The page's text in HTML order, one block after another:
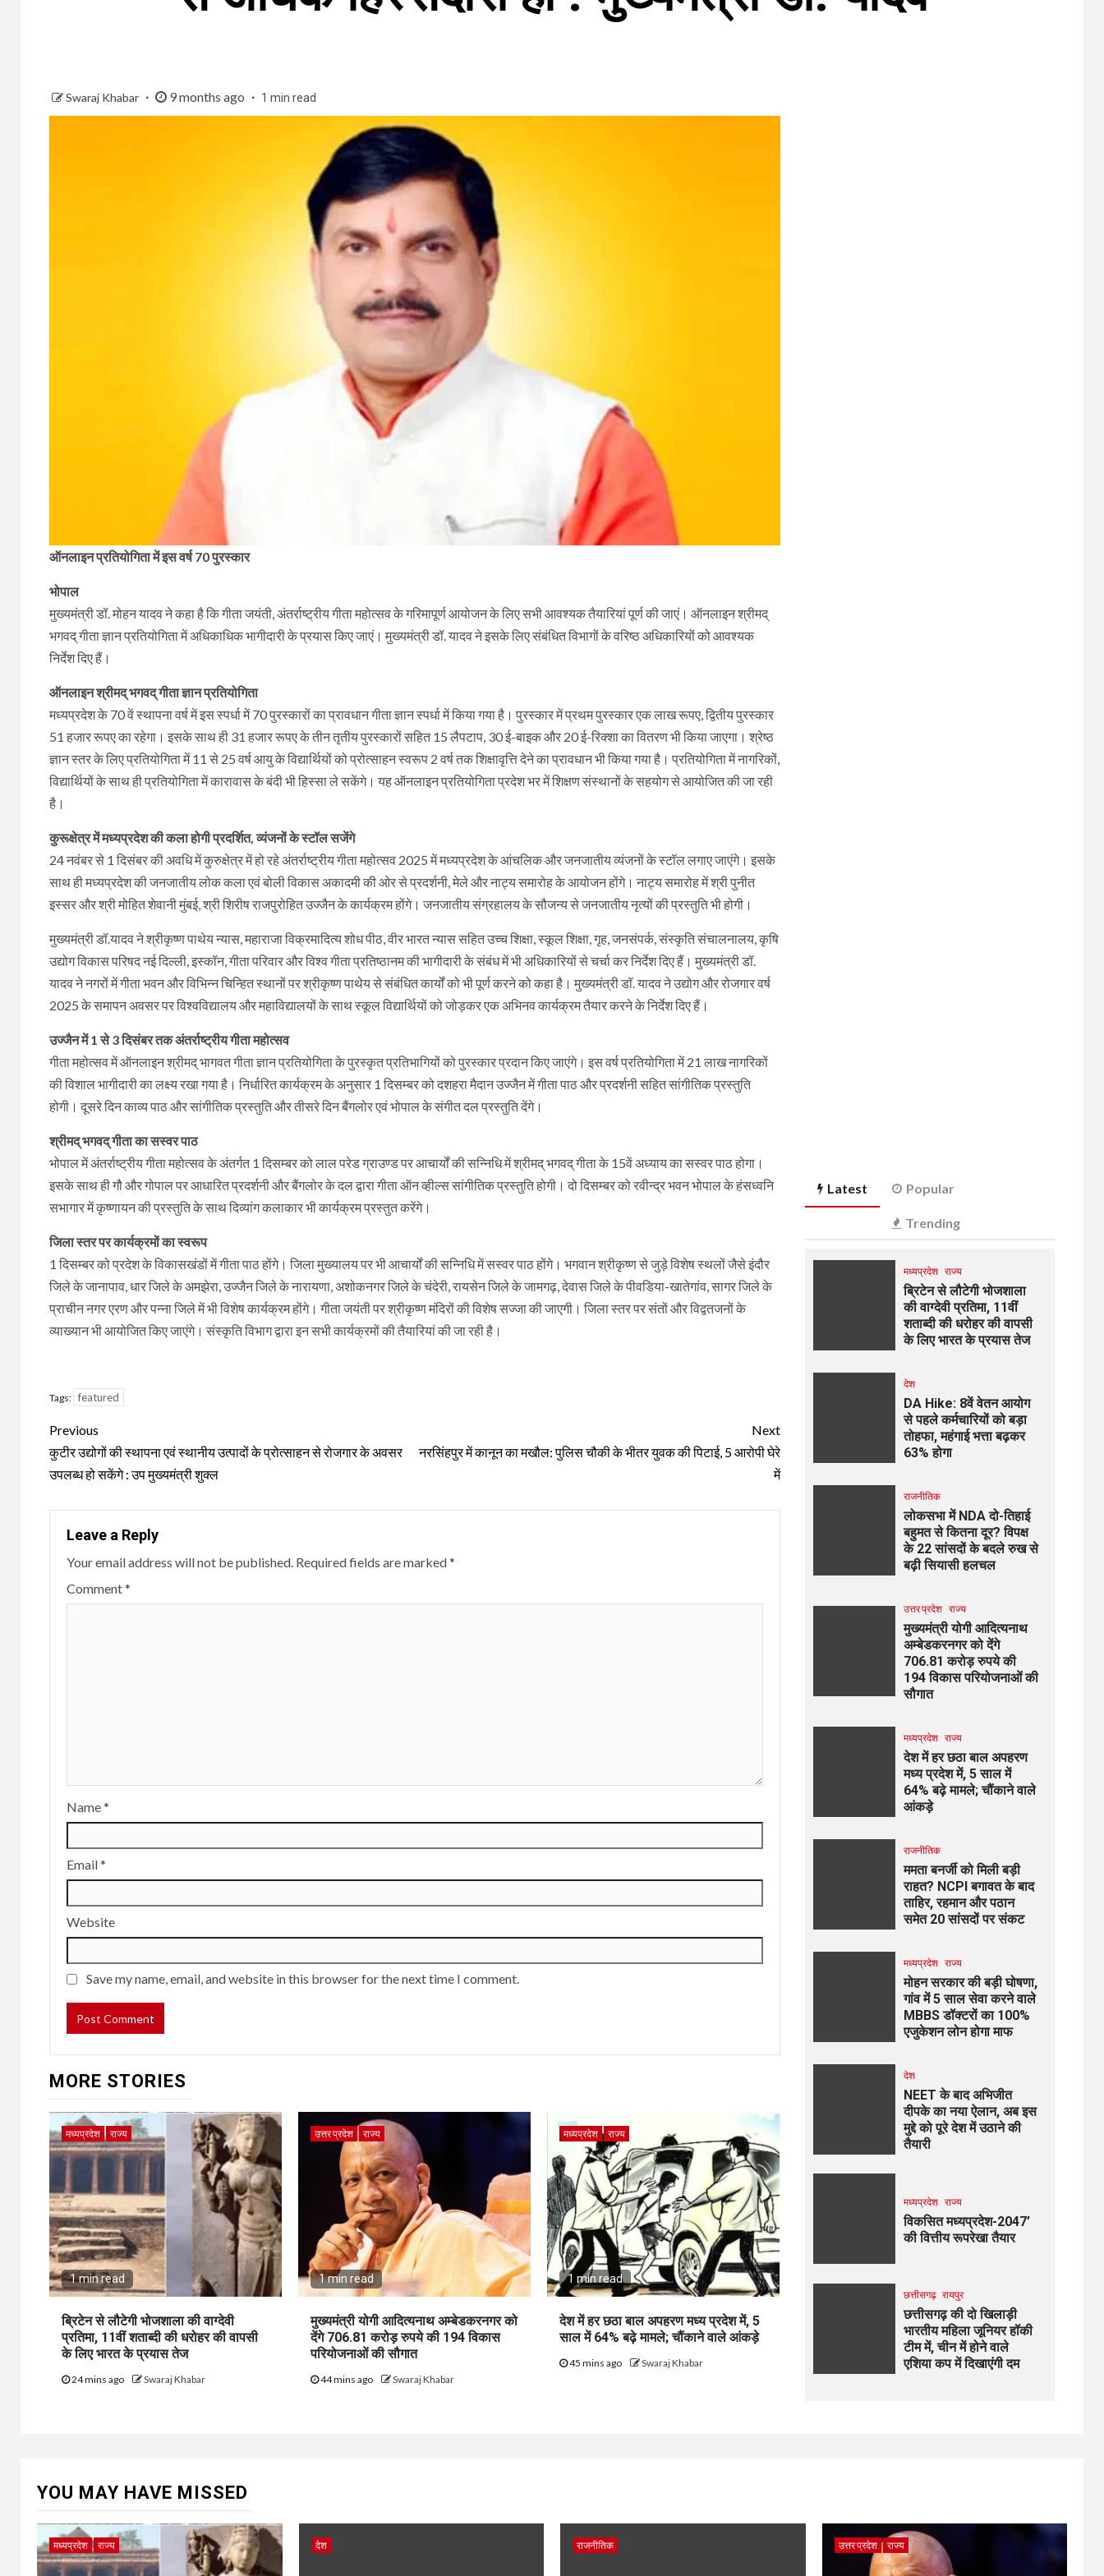
Swaraj Khabar 9 months ago 1 min read
ऑनलाइन प्रतियोगिता में इस वर्ष 70 पुरस्कार
भोपाल
मुख्यमंत्री डॉ. मोहन यादव ने कहा है कि गीता जयंती, अंतर्राष्ट्रीय गीता महोत्सव के गरिमापूर्ण आयोजन के लिए सभी आवश्यक तैयारियां पूर्ण की जाएं। ऑनलाइन श्रीमद्
भगवद् गीता ज्ञान प्रतियोगिता में अधिकाधिक भागीदारी के प्रयास किए जाएं। मुख्यमंत्री डॉ. यादव ने इसके लिए संबंधित विभागों के वरिष्ठ अधिकारियों को आवश्यक
निर्देश दिए हैं।
ऑनलाइन श्रीमद् भगवद् गीता ज्ञान प्रतियोगिता
मध्यप्रदेश के 70 वें स्थापना वर्ष में इस स्पर्धा में 70 पुरस्कारों का प्रावधान गीता ज्ञान स्पर्धा में किया गया है। पुरस्कार में प्रथम पुरस्कार एक लाख रूपए, द्वितीय पुरस्कार
51 हजार रूपए का रहेगा। इसके साथ ही 31 हजार रूपए के तीन तृतीय पुरस्कारों सहित 15 लैपटाप, 30 ई-बाइक और 20 ई-रिक्शा का वितरण भी किया जाएगा। श्रेष्ठ
ज्ञान स्तर के लिए प्रतियोगिता में 11 से 25 वर्ष आयु के विद्यार्थियों को प्रोत्साहन स्वरूप 2 वर्ष तक शिक्षावृत्ति देने का प्रावधान भी किया गया है। प्रतियोगिता में नागरिकों,
विद्यार्थियों के साथ ही प्रतियोगिता में कारावास के बंदी भी हिस्सा ले सकेंगे। यह ऑनलाइन प्रतियोगिता प्रदेश भर में शिक्षण संस्थानों के सहयोग से आयोजित की जा रही
है।
कुरूक्षेत्र में मध्यप्रदेश की कला होगी प्रदर्शित, व्यंजनों के स्टॉल सजेंगे
24 नवंबर से 1 दिसंबर की अवधि में कुरुक्षेत्र में हो रहे अंतर्राष्ट्रीय गीता महोत्सव 2025 में मध्यप्रदेश के आंचलिक और जनजातीय व्यंजनों के स्टॉल लगाए जाएंगे। इसके
साथ ही मध्यप्रदेश की जनजातीय लोक कला एवं बोली विकास अकादमी की ओर से प्रदर्शनी, मेले और नाट्य समारोह के आयोजन होंगे। नाट्य समारोह में श्री पुनीत
इस्सर और श्री मोहित शेवानी मुंबई, श्री शिरीष राजपुरोहित उज्जैन के कार्यक्रम होंगे। जनजातीय संग्रहालय के सौजन्य से जनजातीय नृत्यों की प्रस्तुति भी होगी।
मुख्यमंत्री डॉ.यादव ने श्रीकृष्ण पाथेय न्यास, महाराजा विक्रमादित्य शोध पीठ, वीर भारत न्यास सहित उच्च शिक्षा, स्कूल शिक्षा, गृह, जनसंपर्क, संस्कृति संचालनालय, कृषि
उद्योग विकास परिषद नई दिल्ली, इस्कॉन, गीता परिवार और विश्व गीता प्रतिष्ठानम की भागीदारी के संबंध में भी अधिकारियों से चर्चा कर निर्देश दिए हैं। मुख्यमंत्री डॉ.
यादव ने नगरों में गीता भवन और विभिन्न चिन्हित स्थानों पर श्रीकृष्ण पाथेय से संबंधित कार्यों को भी पूर्ण करने को कहा है। मुख्यमंत्री डॉ. यादव ने उद्योग और रोजगार वर्ष
2025 के समापन अवसर पर विश्वविद्यालय और महाविद्यालयों के साथ स्कूल विद्यार्थियों को जोड़कर एक अभिनव कार्यक्रम तैयार करने के निर्देश दिए हैं।
उज्जैन में 1 से 3 दिसंबर तक अंतर्राष्ट्रीय गीता महोत्सव
गीता महोत्सव में ऑनलाइन श्रीमद् भागवत गीता ज्ञान प्रतियोगिता के पुरस्कृत प्रतिभागियों को पुरस्कार प्रदान किए जाएंगे। इस वर्ष प्रतियोगिता में 21 लाख नागरिकों
की विशाल भागीदारी का लक्ष्य रखा गया है। निर्धारित कार्यक्रम के अनुसार 1 दिसम्बर को दशहरा मैदान उज्जैन में गीता पाठ और प्रदर्शनी सहित सांगीतिक प्रस्तुति
होगी। दूसरे दिन काव्य पाठ और सांगीतिक प्रस्तुति और तीसरे दिन बैंगलोर एवं भोपाल के संगीत दल प्रस्तुति देंगे।
श्रीमद् भगवद् गीता का सस्वर पाठ
भोपाल में अंतर्राष्ट्रीय गीता महोत्सव के अंतर्गत 1 दिसम्बर को लाल परेड ग्राउण्ड पर आचार्यों की सन्निधि में श्रीमद् भगवद् गीता के 15वें अध्याय का सस्वर पाठ होगा।
इसके साथ ही गौ और गोपाल पर आधारित प्रदर्शनी और बैंगलोर के दल द्वारा गीता ऑन व्हील्स सांगीतिक प्रस्तुति होगी। दो दिसम्बर को रवीन्द्र भवन भोपाल के हंसध्वनि
सभागार में कृष्णायन की प्रस्तुति के साथ दिव्यांग कलाकार भी कार्यक्रम प्रस्तुत करेंगे।
जिला स्तर पर कार्यक्रमों का स्वरूप
1 दिसम्बर को प्रदेश के विकासखंडों में गीता पाठ होंगे। जिला मुख्यालय पर भी आचार्यों की सन्निधि में सस्वर पाठ होंगे। भगवान श्रीकृष्ण से जुड़े विशेष स्थलों जैसे इंदौर
जिले के जानापाव, धार जिले के अमझेरा, उज्जैन जिले के नारायणा, अशोकनगर जिले के चंदेरी, रायसेन जिले के जामगढ़, देवास जिले के पीवडिया-खातेगांव, सागर जिले के
प्राचीन नगर एरण और पन्ना जिले में भी विशेष कार्यक्रम होंगे। गीता जयंती पर श्रीकृष्ण मंदिरों की विशेष सज्जा की जाएगी। जिला स्तर पर संतों और विद्वतजनों के
व्याख्यान भी आयोजित किए जाएंगे। संस्कृति विभाग द्वारा इन सभी कार्यक्रमों की तैयारियां की जा रही है।
Tags: featured
Continue
Reading
Previous
कुटीर उद्योगों की स्थापना एवं स्थानीय उत्पादों के प्रोत्साहन से रोजगार के अवसर
उपलब्ध हो सकेंगे : उप मुख्यमंत्री शुक्ल
Next
नरसिंहपुर में कानून का मखौल: पुलिस चौकी के भीतर युवक की पिटाई, 5 आरोपी घेरे
में
Leave a Reply
Your email address will not be published. Required fields are marked*
Comment*
Name*
Email*
Website
Save my name, email, and website in this browser for the next time I comment.
MORE STORIES
मध्यप्रदेश राज्य
1 min read
ब्रिटेन से लौटेगी भोजशाला की वाग्देवी
प्रतिमा, 11वीं शताब्दी की धरोहर की वापसी
के लिए भारत के प्रयास तेज
24 mins ago Swaraj Khabar
उत्तर प्रदेश राज्य
1 min read
मुख्यमंत्री योगी आदित्यनाथ अम्बेडकरनगर को
देंगे 706.81 करोड़ रुपये की 194 विकास
परियोजनाओं की सौगात
44 mins ago Swaraj Khabar
मध्यप्रदेश राज्य
1 min read
देश में हर छठा बाल अपहरण मध्य प्रदेश में, 5
साल में 64% बढ़े मामले; चौंकाने वाले आंकड़े
45 mins ago Swaraj Khabar
Latest Popular
Trending
मध्यप्रदेश राज्य
ब्रिटेन से लौटेगी भोजशाला
की वाग्देवी प्रतिमा, 11वीं
शताब्दी की धरोहर की वापसी
के लिए भारत के प्रयास तेज
देश
DA Hike: 8वें वेतन आयोग
से पहले कर्मचारियों को बड़ा
तोहफा, महंगाई भत्ता बढ़कर
63% होगा
राजनीतिक
लोकसभा में NDA दो-तिहाई
बहुमत से कितना दूर? विपक्ष
के 22 सांसदों के बदले रुख से
बढ़ी सियासी हलचल
उत्तर प्रदेश राज्य
मुख्यमंत्री योगी आदित्यनाथ
अम्बेडकरनगर को देंगे
706.81 करोड़ रुपये की
194 विकास परियोजनाओं की
सौगात
मध्यप्रदेश राज्य
देश में हर छठा बाल अपहरण
मध्य प्रदेश में, 5 साल में
64% बढ़े मामले; चौंकाने वाले
आंकड़े
राजनीतिक
ममता बनर्जी को मिली बड़ी
राहत? NCPI बगावत के बाद
ताहिर, रहमान और पठान
समेत 20 सांसदों पर संकट
मध्यप्रदेश राज्य
मोहन सरकार की बड़ी घोषणा,
गांव में 5 साल सेवा करने वाले
MBBS डॉक्टरों का 100%
एजुकेशन लोन होगा माफ
देश
NEET के बाद अभिजीत
दीपके का नया ऐलान, अब इस
मुद्दे को पूरे देश में उठाने की
तैयारी
मध्यप्रदेश राज्य
विकसित मध्यप्रदेश-2047’
की वित्तीय रूपरेखा तैयार
छत्तीसगढ़ रायपुर
छत्तीसगढ़ की दो खिलाड़ी
भारतीय महिला जूनियर हॉकी
टीम में, चीन में होने वाले
एशिया कप में दिखाएंगी दम
YOU MAY HAVE MISSED
मध्यप्रदेश राज्य देश राजनीतिक उत्तर प्रदेश राज्य